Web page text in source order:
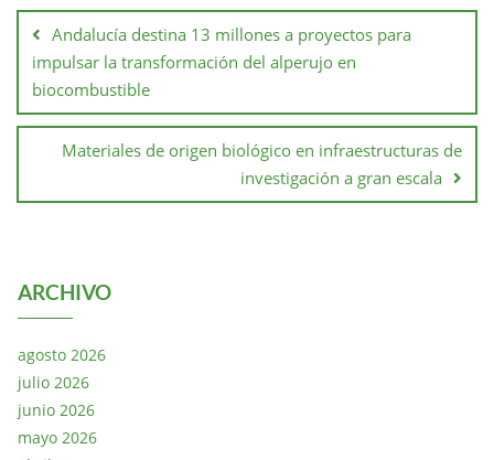
Andalucía destina 13 millones a proyectos para
impulsar la transformación del alperujo en
biocombustible
Materiales de origen biológico en infraestructuras de
investigación a gran escala
ARCHIVO
agosto 2026
julio 2026
junio 2026
mayo 2026